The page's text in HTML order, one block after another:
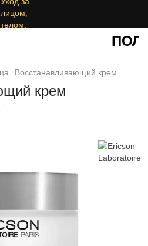
Восстанавливающий крем
крем